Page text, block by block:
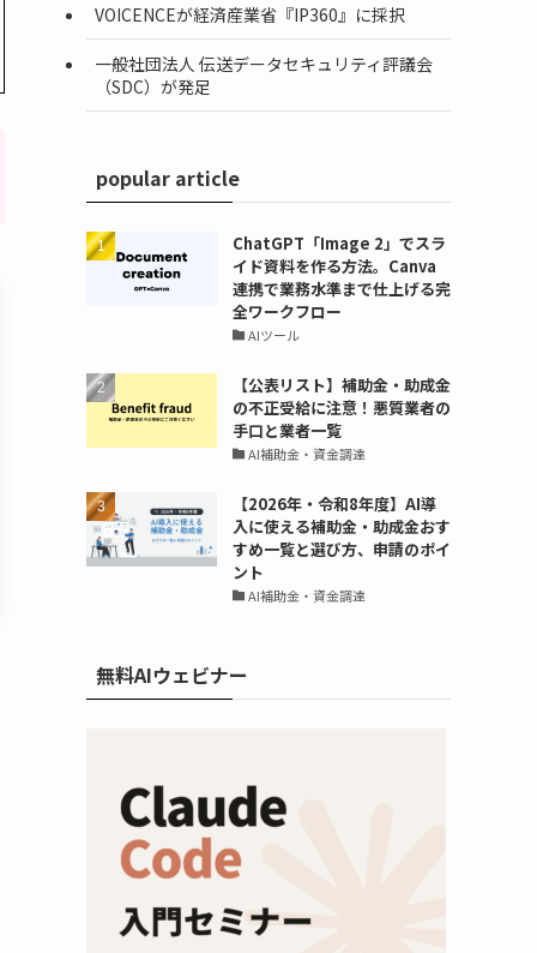
VOICENCEが経済産業省『IP360』に採択
一般社団法人 伝送データセキュリティ評議会
（SDC）が発足
popular article
ChatGPT「Image 2」でスラ
イド資料を作る方法。Canva
連携で業務水準まで仕上げる完
全ワークフロー
AIツール
【公表リスト】補助金・助成金
の不正受給に注意！悪質業者の
手口と業者一覧
AI補助金・資金調達
【2026年・令和8年度】AI導
入に使える補助金・助成金おす
すめ一覧と選び方、申請のポイ
ント
AI補助金・資金調達
無料AIウェビナー